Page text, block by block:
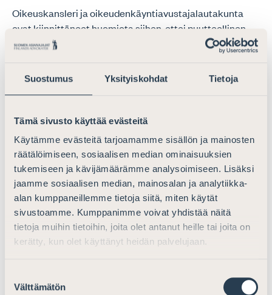
Suostumus Yksityiskohdat Tietoja
Tämä sivusto käyttää evästeitä
Käytämme evästeitä tarjoamamme sisällön ja mainosten
räätälöimiseen, sosiaalisen median ominaisuuksien
tukemiseen ja kävijämäärämme analysoimiseen. Lisäksi
jaamme sosiaalisen median, mainosalan ja analytiikka-
alan kumppaneillemme tietoja siitä, miten käytät
sivustoamme. Kumppanimme voivat yhdistää näitä
tietoja muihin tietoihin, joita olet antanut heille tai joita on
kerätty, kun olet käyttänyt heidän palvelujaan.
valinta
Välttämätön
Oikeuskansleri ja oikeudenkäyntiavustajalautakunta
ovat kiinnittäneet huomiota siihen, ettei puutteellinen
ammattitaito ole sellainen peruste, joka voitaisiin ottaa
huomioon lupaharkinnassa. Oikeuskanslerin mukaan
lupa tulisi myöntää vain hakijoille, joilla on tehtävään
riittävä ammattitaito. Muutoin järjestelmän uskottavuus
niin oikeudellista apua tarvitsevien ihmisten
oikeusturvan kuin oikeudenhoidon kannalta
yleisemminkin. Mikäli lupaharkinnassa ei olisi
mahdollista arvioida luvan hakijan ammatillista
osaamista ja kykyä toimia oikeudenkäyntiasiamiehenä
ja -avustajana, olisi se vastoin lain tarkoitusta.
Lisäksi oikeuskansleri ja lautakunta ovat kiinnittäneet
huomiota siihen, että sopivuuden edellytys on säädetty
säädetään, että asianajajan on oltava ominaisuuksiltaan